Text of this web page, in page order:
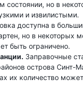
состоянии, но в
и извилистыми.
доступна в
но в некоторых
быть ограничено.
Заправочные
острова Синт-
их количество